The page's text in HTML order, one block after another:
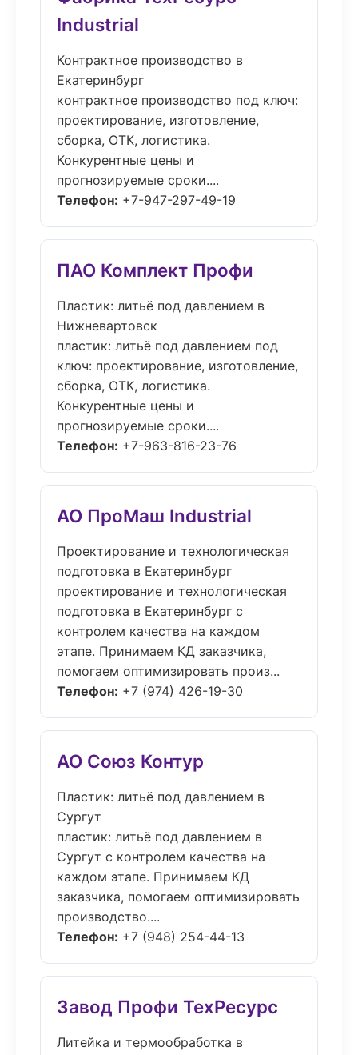
Industrial
Контрактное производство в
Екатеринбург
контрактное производство под ключ:
проектирование, изготовление,
сборка, ОТК, логистика.
Конкурентные цены и
прогнозируемые сроки....
Телефон: +7-947-297-49-19
ПАО Комплект Профи
Пластик: литьё под давлением в
Нижневартовск
пластик: литьё под давлением под
ключ: проектирование, изготовление,
сборка, ОТК, логистика.
Конкурентные цены и
прогнозируемые сроки....
Телефон: +7-963-816-23-76
АО ПроМаш Industrial
Проектирование и технологическая
подготовка в Екатеринбург
проектирование и технологическая
подготовка в Екатеринбург с
контролем качества на каждом
этапе. Принимаем КД заказчика,
помогаем оптимизировать произ...
Телефон: +7 (974) 426-19-30
АО Союз Контур
Пластик: литьё под давлением в
Сургут
пластик: литьё под давлением в
Сургут с контролем качества на
каждом этапе. Принимаем КД
заказчика, помогаем оптимизировать
производство....
Телефон: +7 (948) 254-44-13
Завод Профи ТехРесурс
Литейка и термообработка в